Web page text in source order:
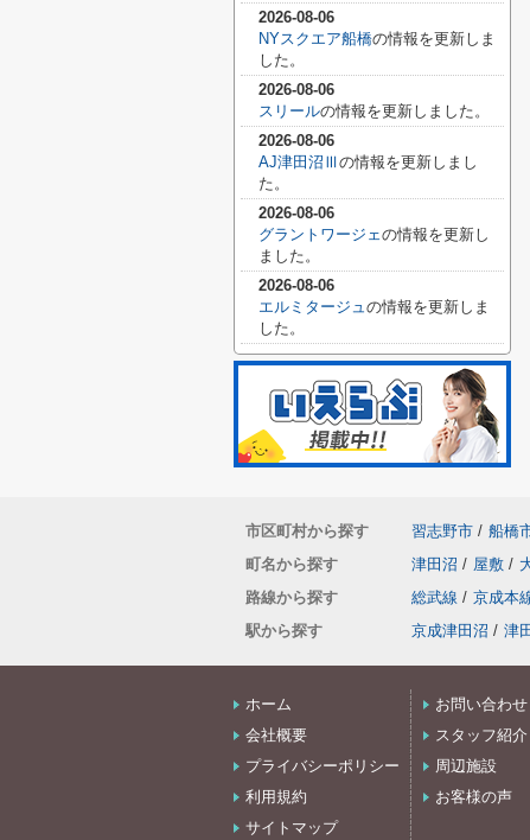
2026-08-06
NYスクエア船橋の情報を更新しま
した。
2026-08-06
スリールの情報を更新しました。
2026-08-06
AJ津田沼Ⅲ の情報を更新しまし
た。
2026-08-06
グラントワージェの情報を更新し
ました。
2026-08-06
エルミタージュの情報を更新しま
した。
市区町村から探す 習志野市 / 船橋
町名から探す
津田沼 / 屋敷 /
路線から探す
総武線 / 京成本
駅から探す
京成津田沼 / 津
ホーム
会社概要
プライバシーポリシー
利用規約
サイトマップ
お問い合わせ
スタッフ紹介
周辺施設
お客様の声